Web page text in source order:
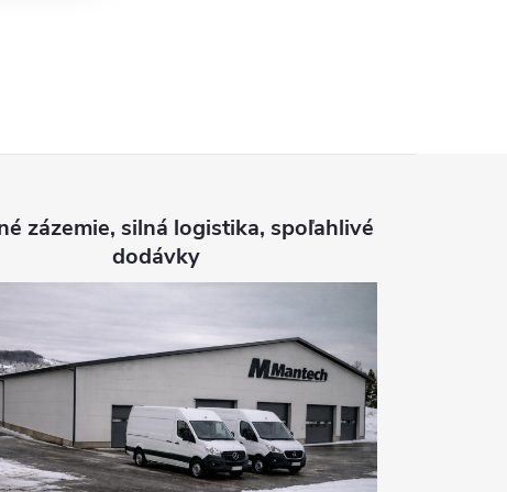
zázemie, silná logistika, spoľahlivé
dodávky